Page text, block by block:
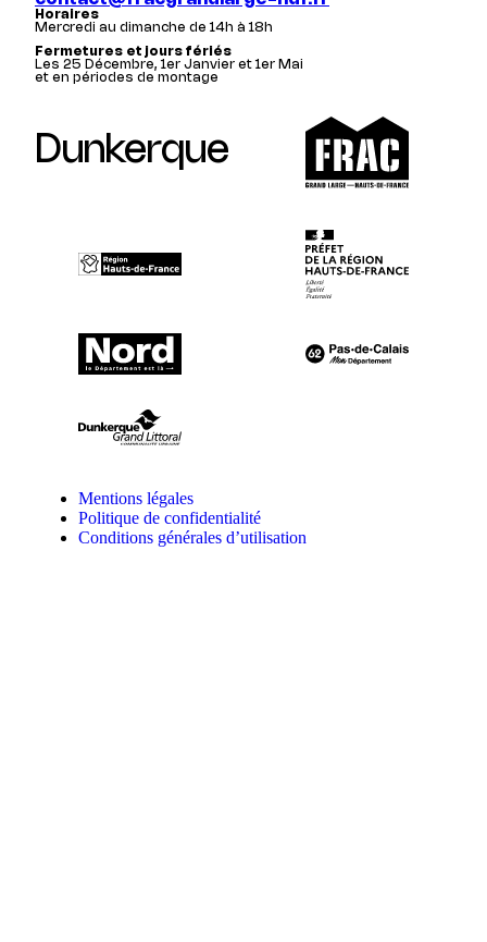
Horaires
Mercredi au dimanche de 14h à 18h
Fermetures et jours fériés
Les 25 Décembre, 1er Janvier et 1er Mai
et en périodes de montage
Dunkerque
Mentions légales
Politique de confidentialité
Conditions générales d’utilisation